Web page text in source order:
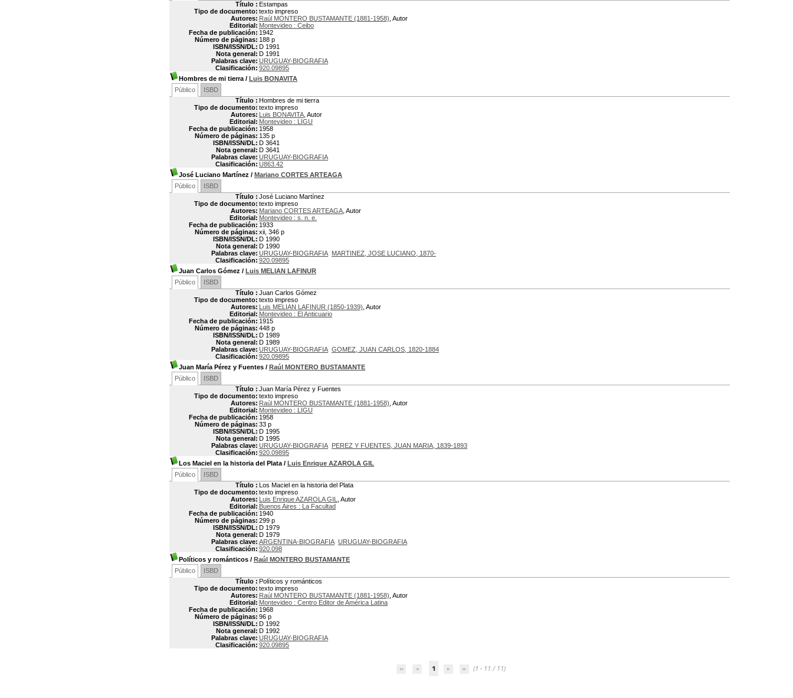
Título : Estampas
Tipo de documento: texto impreso
Autores: Raúl MONTERO BUSTAMANTE (1881-1958) , Autor
Editorial: Montevideo : Ceibo
Fecha de publicación: 1942
Número de páginas: 188 p
ISBN/ISSN/DL: D 1991
Nota general: D 1991
Palabras clave: URUGUAY-BIOGRAFIA
Clasificación: 920.09895
Hombres de mi tierra / Luis BONAVITA
Público
ISBD
Título : Hombres de mi tierra
Tipo de documento: texto impreso
Autores: Luis BONAVITA , Autor
Editorial: Montevideo : LIGU
Fecha de publicación: 1958
Número de páginas: 135 p
ISBN/ISSN/DL: D 3641
Nota general: D 3641
Palabras clave: URUGUAY-BIOGRAFIA
Clasificación: U863.42
José Luciano Martínez / Mariano CORTES ARTEAGA
Público
ISBD
Título : José Luciano Martínez
Tipo de documento: texto impreso
Autores: Mariano CORTES ARTEAGA , Autor
Editorial: Montevideo : s. n. e.
Fecha de publicación: 1933
Número de páginas: xii, 346 p
ISBN/ISSN/DL: D 1990
Nota general: D 1990
Palabras clave: URUGUAY-BIOGRAFIA MARTINEZ, JOSE LUCIANO, 1870-
Clasificación: 920.09895
Juan Carlos Gómez / Luis MELIAN LAFINUR
Público
ISBD
Título : Juan Carlos Gómez
Tipo de documento: texto impreso
Autores: Luis MELIAN LAFINUR (1850-1939) , Autor
Editorial: Montevideo : El Anticuario
Fecha de publicación: 1915
Número de páginas: 448 p
ISBN/ISSN/DL: D 1989
Nota general: D 1989
Palabras clave: URUGUAY-BIOGRAFIA GOMEZ, JUAN CARLOS, 1820-1884
Clasificación: 920.09895
Juan María Pérez y Fuentes / Raúl MONTERO BUSTAMANTE
Público
ISBD
Título : Juan María Pérez y Fuentes
Tipo de documento: texto impreso
Autores: Raúl MONTERO BUSTAMANTE (1881-1958) , Autor
Editorial: Montevideo : LIGU
Fecha de publicación: 1958
Número de páginas: 33 p
ISBN/ISSN/DL: D 1995
Nota general: D 1995
Palabras clave: URUGUAY-BIOGRAFIA PEREZ Y FUENTES, JUAN MARIA, 1839-1893
Clasificación: 920.09895
Los Maciel en la historia del Plata / Luis Enrique AZAROLA GIL
Público
ISBD
Título : Los Maciel en la historia del Plata
Tipo de documento: texto impreso
Autores: Luis Enrique AZAROLA GIL
, Autor
Editorial: Buenos Aires : La Facultad
Fecha de publicación: 1940
Número de páginas: 299 p
ISBN/ISSN/DL: D 1979
Nota general: D 1979
Palabras clave: ARGENTINA-BIOGRAFIA URUGUAY-BIOGRAFIA
Clasificación: 920.098
Políticos y románticos / Raúl MONTERO BUSTAMANTE
Público
ISBD
Título : Políticos y románticos
Tipo de documento: texto impreso
Autores: Raúl MONTERO BUSTAMANTE (1881-1958) , Autor
Editorial: Montevideo : Centro Editor de América Latina
Fecha de publicación: 1968
Número de páginas: 96 p
ISBN/ISSN/DL: D 1992
Nota general: D 1992
Palabras clave: URUGUAY-BIOGRAFIA
Clasificación: 920.09895
1 (1 - 11 / 11)